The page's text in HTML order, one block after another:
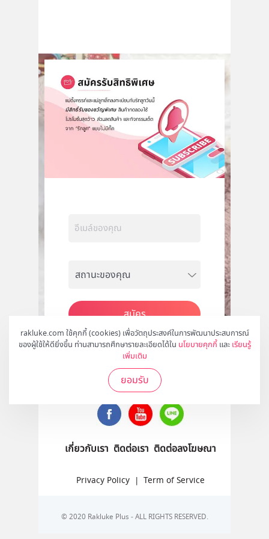
rakluke.com ใช้คุกกี้ (cookies) เพื่อวัตถุประสงค์ในการพัฒนาประสบการณ์
ของผู้ใช้ให้ดียิ่งขึ้น ท่านสามารถศึกษารายละเอียดได้ใน นโยบายคุกกี้ และ เรียนรู้
เพิ่มเติม
ยอมรับ
สมัคร
ติดตามเราได้ที่
เกี่ยวกับเรา ติดต่อเรา ติดต่อลงโฆษณา
Privacy Policy | Term of Service
© 2020 Rakluke Plus - ALL RIGHTS RESERVED.